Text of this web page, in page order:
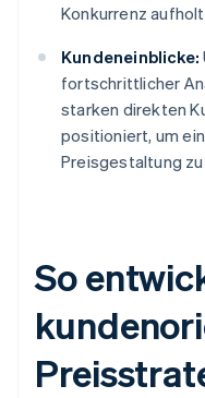
Konkurrenz
Kundeneinblicke:
fortschrittlicher
starken direkten
positioniert, um
Preisgestaltung
So